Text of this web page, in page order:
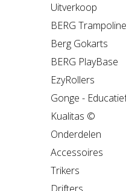
Uitverkoop
BERG
Berg Gokarts
BERG PlayBase
EzyRollers
Gonge -
Kualitas ©
Onderdelen
Accessoires
Trikers